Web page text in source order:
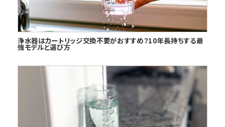
浄水器はカートリッジ交換不要がおすすめ？10年長持ちする最
強モデルと選び方